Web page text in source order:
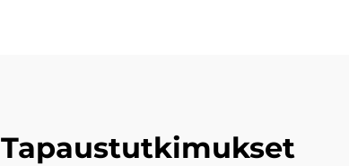
Tapaustutkimukset